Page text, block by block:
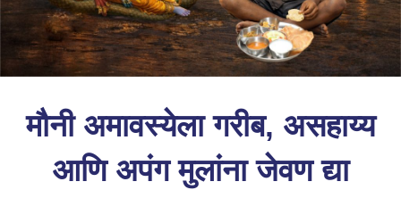
मौनी अमावस्येला गरीब, असहाय्य
आणि अपंग मुलांना जेवण द्या